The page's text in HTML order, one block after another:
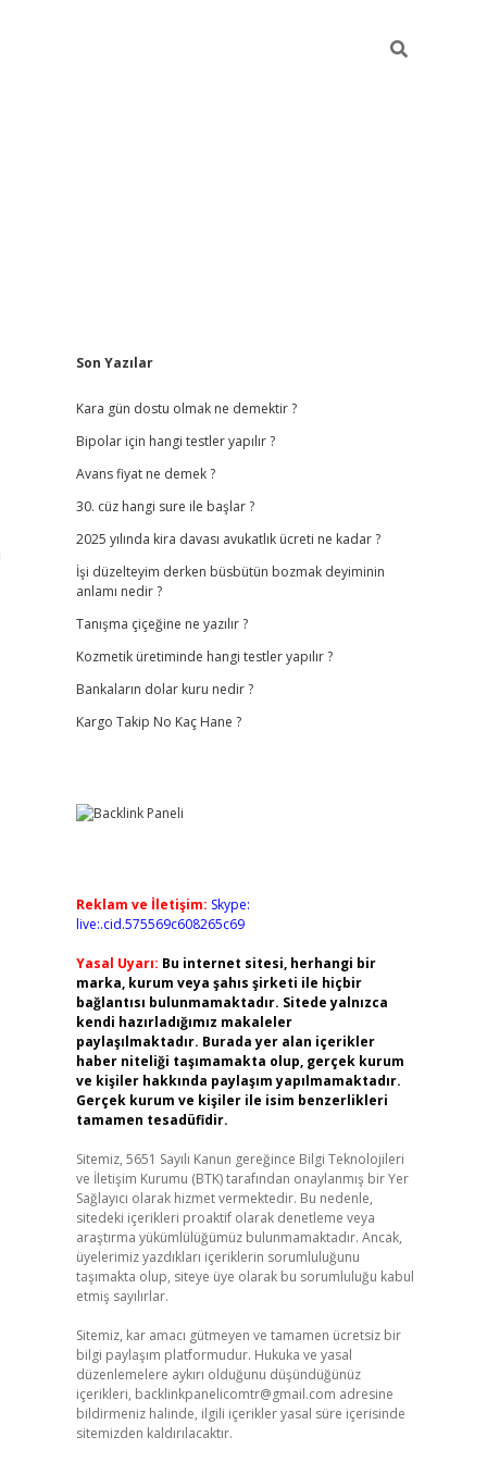
Sidebar
Son Yazılar
Kara gün dostu olmak ne demektir ?
Bipolar için hangi testler yapılır ?
Avans fiyat ne demek ?
30. cüz hangi sure ile başlar ?
2025 yılında kira davası avukatlık ücreti ne kadar ?
İşi düzelteyim derken büsbütün bozmak deyiminin
anlamı nedir ?
Tanışma çiçeğine ne yazılır ?
Kozmetik üretiminde hangi testler yapılır ?
Bankaların dolar kuru nedir ?
Kargo Takip No Kaç Hane ?
Reklam ve İletişim: Skype:
live:.cid.575569c608265c69
Yasal Uyarı: Bu internet sitesi, herhangi bir
marka, kurum veya şahıs şirketi ile hiçbir
bağlantısı bulunmamaktadır. Sitede yalnızca
kendi hazırladığımız makaleler
paylaşılmaktadır. Burada yer alan içerikler
haber niteliği taşımamakta olup, gerçek kurum
ve kişiler hakkında paylaşım yapılmamaktadır.
Gerçek kurum ve kişiler ile isim benzerlikleri
tamamen tesadüfidir.
Sitemiz, 5651 Sayılı Kanun gereğince Bilgi Teknolojileri
ve İletişim Kurumu (BTK) tarafından onaylanmış bir Yer
Sağlayıcı olarak hizmet vermektedir. Bu nedenle,
sitedeki içerikleri proaktif olarak denetleme veya
araştırma yükümlülüğümüz bulunmamaktadır. Ancak,
üyelerimiz yazdıkları içeriklerin sorumluluğunu
taşımakta olup, siteye üye olarak bu sorumluluğu kabul
etmiş sayılırlar.
Sitemiz, kar amacı gütmeyen ve tamamen ücretsiz bir
bilgi paylaşım platformudur. Hukuka ve yasal
düzenlemelere aykırı olduğunu düşündüğünüz
içerikleri, backlinkpanelicomtr@gmail.com adresine
bildirmeniz halinde, ilgili içerikler yasal süre içerisinde
sitemizden kaldırılacaktır.